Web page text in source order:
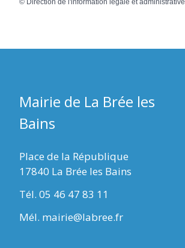
Mairie de La Brée les
Bains
Place de la République
17840 La Brée les Bains
Tél. 05 46 47 83 11
Mél. mairie@labree.fr